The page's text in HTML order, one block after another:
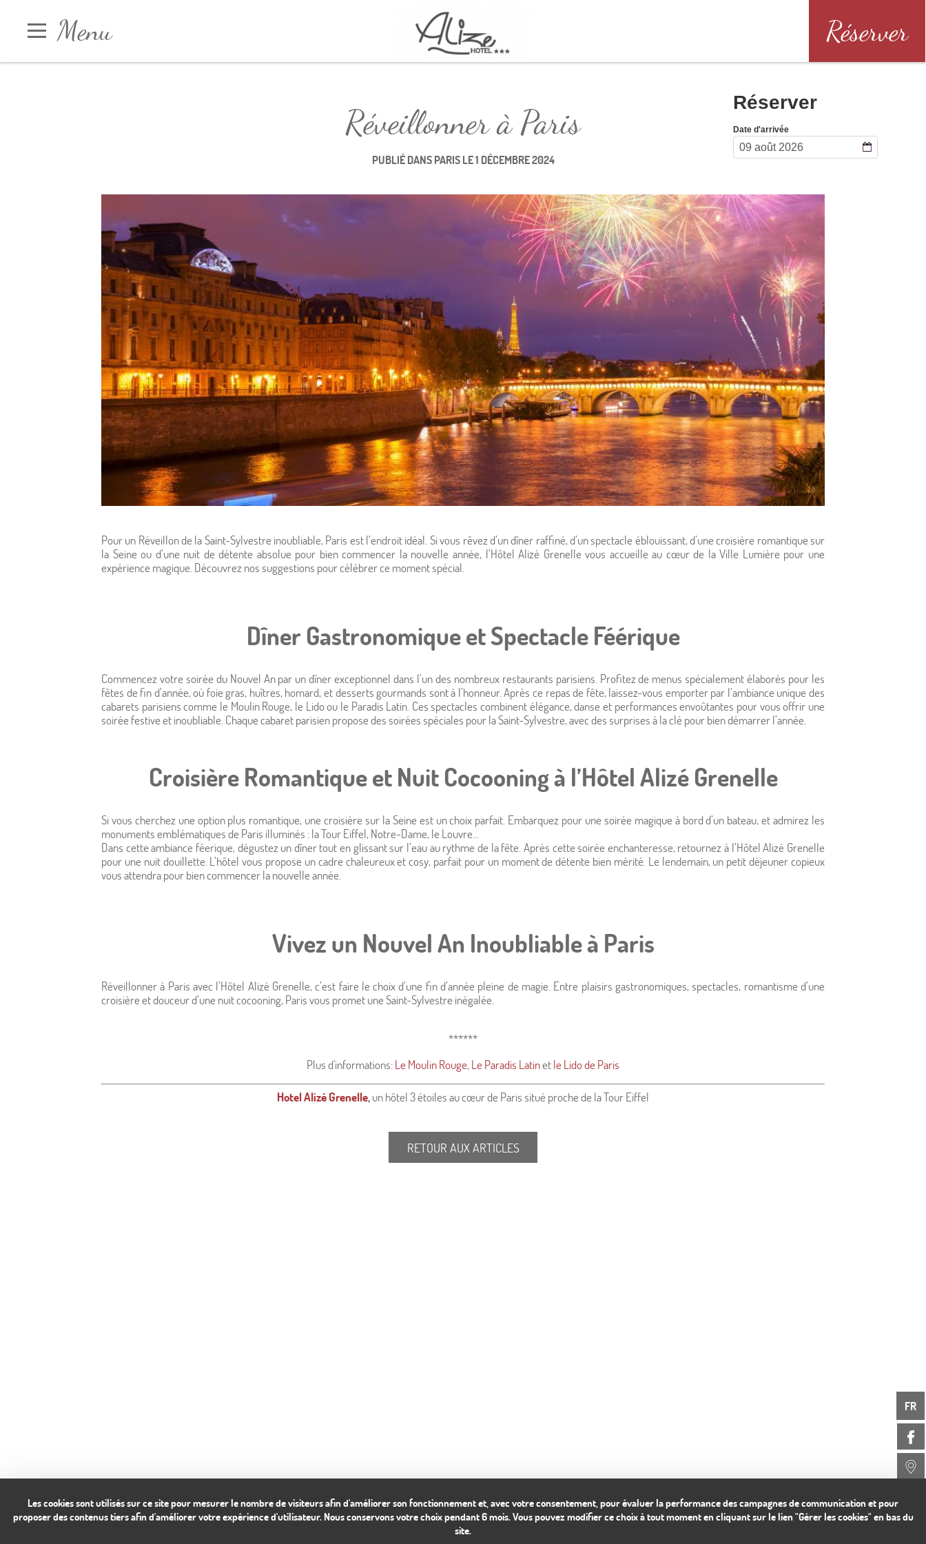
Réserver
Menu
Accueil
Hôtel & Services
Chambres
Photos
Situation
À proximité
Actualités
Hôtel 3 étoiles au coeur de Paris
Des services pour votre confort
Calmes et Confortables
Meilleur tarif garanti
Hotel Alizé Grenelle Tour Eiffel en images
Une situation exceptionnelle
Visiter Paris
Activités à faire
Evénements à ne pas manquer
DÉCOUVRIR
FR
Réveillonner à Paris
PUBLIÉ DANSPARISLE1 DÉCEMBRE 2024
Pour un Réveillon de la Saint-Sylvestre inoubliable, Paris est l’endroit idéal. Si vous rêvez d’un dîner raffiné, d’un spectacle éblouissant, d’une croisière romantique sur
la Seine ou d’une nuit de détente absolue pour bien commencer la nouvelle année, l’Hôtel Alizé Grenelle vous accueille au cœur de la Ville Lumière pour une
expérience magique. Découvrez nos suggestions pour célébrer ce moment spécial.
Dîner Gastronomique et Spectacle Féérique
Commencez votre soirée du Nouvel An par un dîner exceptionnel dans l’un des nombreux restaurants parisiens. Profitez de menus spécialement élaborés pour les
fêtes de fin d’année, où foie gras, huîtres, homard, et desserts gourmands sont à l’honneur. Après ce repas de fête, laissez-vous emporter par l’ambiance unique des
cabarets parisiens comme le Moulin Rouge, le Lido ou le Paradis Latin. Ces spectacles combinent élégance, danse et performances envoûtantes pour vous offrir une
soirée festive et inoubliable. Chaque cabaret parisien propose des soirées spéciales pour la Saint-Sylvestre, avec des surprises à la clé pour bien démarrer l’année.
Croisière Romantique et Nuit Cocooning à l’Hôtel Alizé Grenelle
Si vous cherchez une option plus romantique, une croisière sur la Seine est un choix parfait. Embarquez pour une soirée magique à bord d’un bateau, et admirez les
monuments emblématiques de Paris illuminés : la Tour Eiffel, Notre-Dame, le Louvre…
Dans cette ambiance féerique, dégustez un dîner tout en glissant sur l’eau au rythme de la fête. Après cette soirée enchanteresse, retournez à l’Hôtel Alizé Grenelle
pour une nuit douillette. L’hôtel vous propose un cadre chaleureux et cosy, parfait pour un moment de détente bien mérité. Le lendemain, un petit déjeuner copieux
vous attendra pour bien commencer la nouvelle année.
Vivez un Nouvel An Inoubliable à Paris
Réveillonner à Paris avec l’Hôtel Alizé Grenelle, c’est faire le choix d’une fin d’année pleine de magie. Entre plaisirs gastronomiques, spectacles, romantisme d’une
croisière et douceur d’une nuit cocooning, Paris vous promet une Saint-Sylvestre inégalée.
******
Plus d'informations:Le Moulin Rouge, Le Paradis Latinetle Lido de Paris
Hotel Alizé Grenelle,un hôtel 3 étoiles au cœur de Paris situé proche de la Tour Eiffel
RETOUR AUX ARTICLES
Les cookies sont utilisés sur ce site pour mesurer le nombre de visiteurs afin d'améliorer son fonctionnement et, avec votre consentement, pour évaluer la performance des campagnes de communication et pour
proposer des contenus tiers afin d'améliorer votre expérience d'utilisateur. Nous conservons votre choix pendant 6 mois. Vous pouvez modifier ce choix à tout moment en cliquant sur le lien "Gérer les cookies" en bas du
site.